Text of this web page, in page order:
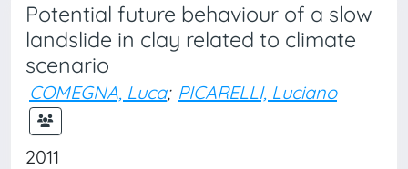
Potential future behaviour of a slow
landslide in clay related to climate
scenario
COMEGNA, Luca; PICARELLI, Luciano
2011